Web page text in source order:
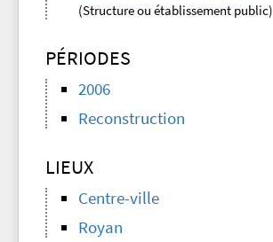
(Structure ou établissement public)
PÉRIODES
2006
Reconstruction
LIEUX
Centre-ville
Royan